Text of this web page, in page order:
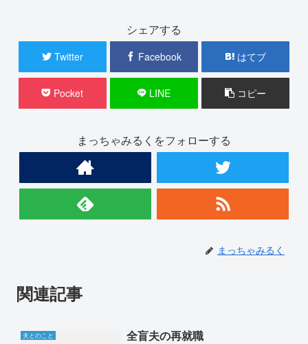
シェアする
Twitter Facebook はてブ
Pocket LINE コピー
まっちゃみるくをフォローする
まっちゃみるく
関連記事
夫とのこと 全盲夫の再就職